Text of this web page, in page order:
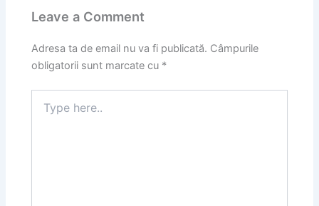
Leave a Comment
Adresa ta de email nu va fi publicată. Câmpurile
obligatorii sunt marcate cu *
here..